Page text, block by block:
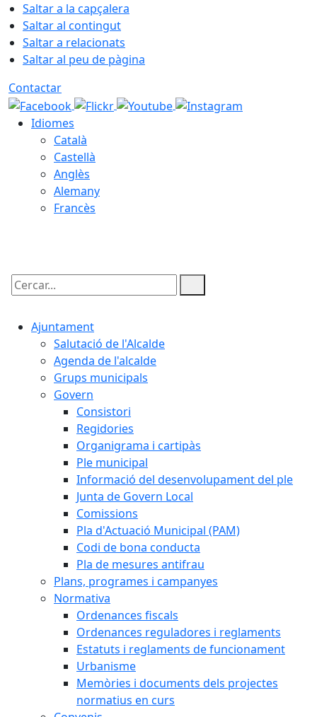
Saltar a la capçalera
Saltar al contingut
Saltar a relacionats
Saltar al peu de pàgina
Contactar
Idiomes
Català
Castellà
Anglès
Alemany
Francès
Cercar:
Ajuntament
Salutació de l'Alcalde
Agenda de l'alcalde
Grups municipals
Govern
Consistori
Regidories
Organigrama i cartipàs
Ple municipal
Informació del desenvolupament del ple
Junta de Govern Local
Comissions
Pla d'Actuació Municipal (PAM)
Codi de bona conducta
Pla de mesures antifrau
Plans, programes i campanyes
Normativa
Ordenances fiscals
Ordenances reguladores i reglaments
Estatuts i reglaments de funcionament
Urbanisme
Memòries i documents dels projectes
normatius en curs